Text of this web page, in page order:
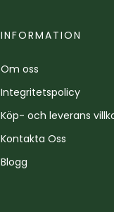
INFORMATION
Om oss
Integritetspolicy
Köp- och leverans
Kontakta Oss
Blogg